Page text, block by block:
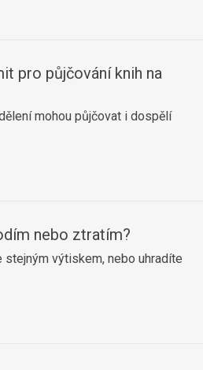
pro půjčování knih na
mohou půjčovat i dospělí
nebo ztratím?
stejným výtiskem, nebo uhradíte